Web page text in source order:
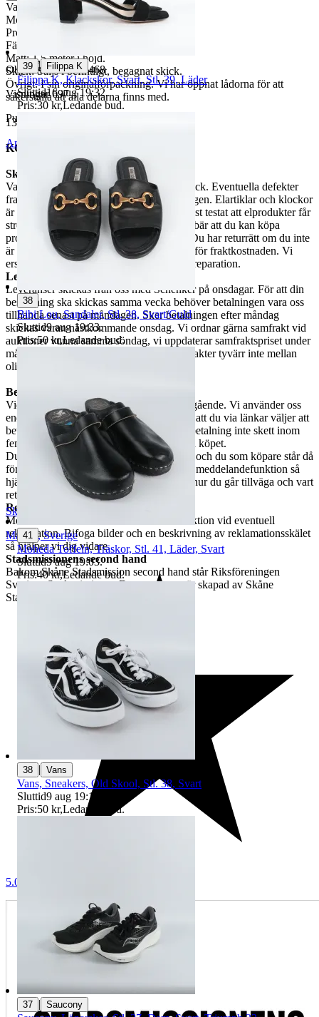
Varumärke: Åhlens.
Modell: Lily.
Produkt: Golvlampa.
Färg: Svart.
Mått: 1,5 meter i höjd.
Skick: Säljs i befintligt, begagnat skick.
Övrigt: I sin originalförpackning. Vi har öppnat lådorna för att
säkerställa att alla delarna finns med.
135545512
KÖPVILLKOR
Skick
Varan är begagnad och säljs i befintligt skick. Eventuella defekter
framgår av bilderna eller objektbeskrivningen. Elartiklar och klockor
är i regel inte funktionstestade, vi har endast testat att elprodukter får
ström, men inte dess egenskaper. Det innebär att du kan köpa
produkten till påseende i befintligt skick. Du har returrätt om du inte
är nöjd eller ångrar dig, dock står du själv för fraktkostnaden. Vi
ersätter inte för batteribyte eller försök till reparation.
Leverans och Samfrakt
Leveranser skickas från oss med Schenker på onsdagar. För att din
beställning ska skickas samma vecka behöver betalningen vara oss
tillhanda senast på måndagen. Sker betalningen efter måndag
skickas varan nästkommande onsdag. Vi ordnar gärna samfrakt vid
auktioner vunna samma söndag, vi uppdaterar samfraktspriset under
måndagen efter vunna auktioner. Vi samfrakter tyvärr inte mellan
olika veckor.
Betalning och ångerrätt
Vid vunnen auktion bör betalning ske omgående. Vi använder oss
endast av Traderabetalning, vilket innebär att du via länkar väljer att
betala med Swish, kort eller PayPal. Om betalning inte skett inom
fem dagar förbehåller vi oss rätten att häva köpet.
Du har rätt att ångra köpet inom 14 dagar, och du som köpare står då
för returfrakten. Meddela oss via Traderas meddelandefunktion så
hjälper vi dig vidare med information om hur du går tillväga och vart
returen ska skickas.
Reklamation
Meddela oss via Traderas meddelandefunktion vid eventuell
reklamation. Bifoga bilder och en beskrivning av reklamationsskälet
så hjälper vi dig vidare.
Stadsmissionens second hand
Bakom Skåne Stadsmission second hand står Riksföreningen
Sveriges Stadsmissioner. Denna annons är skapad av Skåne
Stadsmission.
Objektnr 731 160 468
Visningar 697
Publicerad
Anmäl
SkåneStadsmission
Malmö ,Sverige
5.0
39 | Filippa K
Filippa K, Klackskor, Svart, Stl. 39, Läder
Sluttid16 aug 19:32.
Pris:30 kr,Ledande bud.
38
Bibi Lou, Sandaler, Stl. 38, Svart/Guld
Sluttid9 aug 19:33.
Pris:50 kr,Ledande bud.
41
Moheda Toffeln, Träskor, Stl. 41, Läder, Svart
Sluttid9 aug 19:03.
Pris:40 kr,Ledande bud.
38 | Vans
Vans, Sneakers, Old Skool, Stl. 38, Svart
Sluttid9 aug 19:11
Pris:50 kr,Ledande bud.
37 | Saucony